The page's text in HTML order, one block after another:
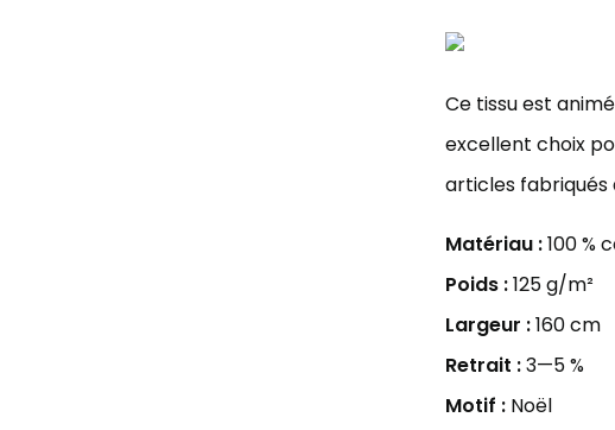
Ce tissu est
excellent choix
articles fabriqués
Matériau :100 %
Poids :125 g/m²
Largeur :160 cm
Retrait :3—5 %
Motif : Noël